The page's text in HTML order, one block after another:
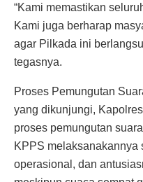
“Kami memastikan
Kami juga berharap
agar Pilkada ini
tegasnya.
Proses Pemungutan
yang dikunjungi,
proses pemungutan
KPPS melaksanakannya
operasional, dan